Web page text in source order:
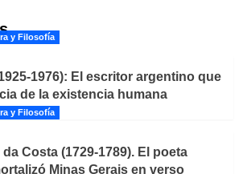
y Filosofía
1976): El escritor argentino que
de la existencia humana
y Filosofía
Costa (1729-1789). El poeta
Minas Gerais en verso